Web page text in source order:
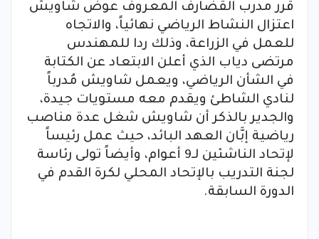
قرر مدرب القضارف المعروف عوض شاويش
اعتزال النشاط الرياضي نهائياً، والاتجاه
للعمل في الزراعة، وذلك ردا للمهندس
مرتضى دياب الذي أعلن الابتعاد عن الكتابة
في الشأن الرياضي، ويعمل شاويش مُدرباً
لنادي الشاطئ ويقدم معه مستويات جيدة،
والجدير بالذكر أن شاويش شغل عدة مناصب
رياضية إبَّان العهد البائد، حيث عمل رئيساً
لإتحاد الناشئين لـ9 أعوام، وأيضاً تولى رئاسة
لجنة التدريب بالإتحاد المحلي لكرة القدم في
الدورة السابقة.